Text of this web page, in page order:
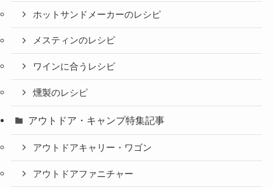
ホットサンドメーカーのレシピ
メスティンのレシピ
ワインに合うレシピ
燻製のレシピ
アウトドア・キャンプ特集記事
アウトドアキャリー・ワゴン
アウトドアファニチャー